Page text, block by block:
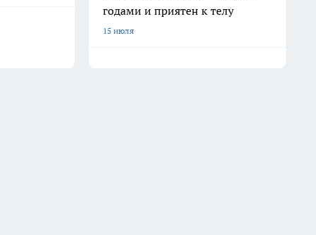
годами и приятен к телу
15 июля